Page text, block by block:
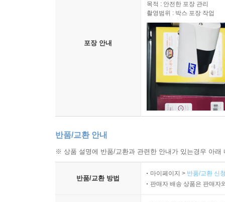
포장 안내
목적 : 안전한 포장 관리
촬영범위 : 박스 포장 작업
반품/교환 안내
※ 상품 설명에 반품/교환과 관련한 안내가 있는경우 아
반품/교환 방법
마이페이지 > 반품/교환 신
판매자 배송 상품은 판매자